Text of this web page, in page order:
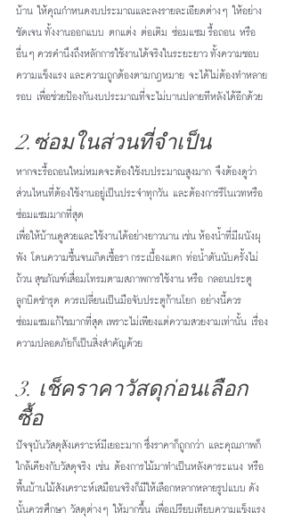
บ้าน ให้คุณกำหนดงบประมาณและลงรายละเอียดต่างๆ ให้อย่าง
ชัดเจน ทั้งงานออกแบบ ตกแต่ง ต่อเติม ซ่อมแซม รื้อถอน หรือ
อื่นๆ ควรคำนึงถึงหลักการใช้งานได้จริงในระยะยาว ทั้งความชอบ
ความแข็งแรง และความถูกต้องตามกฎหมาย จะได้ไม่ต้องทำหลาย
รอบ เพื่อช่วยป้องกันงบประมาณที่จะไม่บานปลายทีหลังได้อีกด้วย
2.ซ่อมในส่วนที่จำเป็น
หากจะรื้อถอนใหม่หมดจะต้องใช้งบประมาณสูงมาก จึงต้องดูว่า
ส่วนไหนที่ต้องใช้งานอยู่เป็นประจำทุกวัน และต้องการรีโนเวทหรือ
ซ่อมแซมมากที่สุด
เพื่อให้บ้านดูสวยและใช้งานได้อย่างยาวนาน เช่น ห้องน้ำที่มีผนังผุ
พัง โดนความชื้นจนเกิดเชื้อรา กระเบื้องแตก ท่อน้ำตันนับครั้งไม่
ถ้วน สุขภัณฑ์เสื่อมโทรมตามสภาพการใช้งาน หรือ กลอนประตู
ลูกบิดชำรุด ควรเปลี่ยนเป็นมือจับประตูก้านโยก อย่างนี้ควร
ซ่อมแซมแก้ไขมากที่สุด เพราะไม่เพียงแต่ความสวยงามเท่านั้น เรื่อง
ความปลอดภัยก็เป็นสิ่งสำคัญด้วย
3. เช็คราคาวัสดุก่อนเลือก
ซื้อ
ปัจจุบันวัสดุสังเคราะห์มีเยอะมาก ซึ่งราคาก็ถูกกว่า และคุณภาพก็
ใกล้เคียงกับวัสดุจริง เช่น ต้องการไม้มาทำเป็นหลังคาระแนง หรือ
พื้นบ้านไม้สังเคราะห์เสมือนจริงก็มีให้เลือกหลากหลายรูปแบบ ดัง
นั้นควรศึกษา วัสดุต่างๆ ให้มากขึ้น เพื่อเปรียบเทียบความแข็งแรง